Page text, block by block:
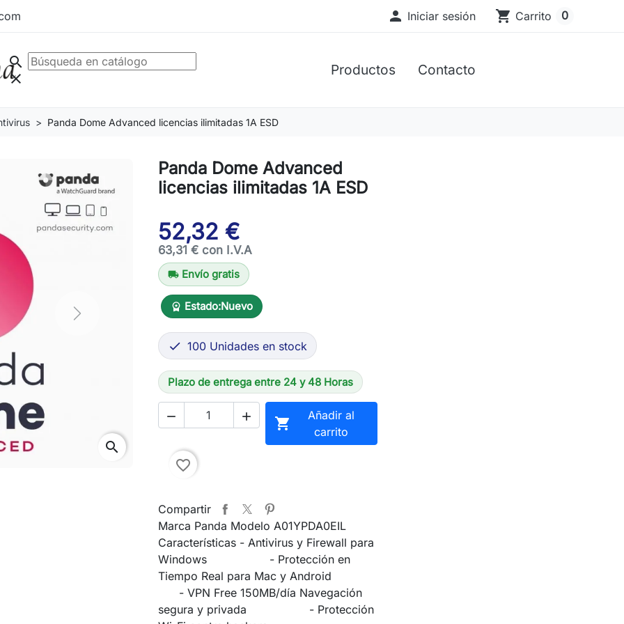
 Iniciar sesión shopping_cart Carrito 0
Productos Contacto
search
clear
Panda Dome Advanced licencias ilimitadas 1A ESD
Next
Panda Dome Advanced
licencias ilimitadas 1A ESD
52,32 €
63,31 € con I.V.A
local_shipping Envío gratis
workspace_premium Estado:Nuevo
 100 Unidades en stock
Plazo de entrega entre 24 y 48 Horas
  
Añadir al
carrito
favorite_border
Compartir
Marca Panda Modelo A01YPDA0EIL
Características - Antivirus y Firewall para
Windows - Protección en
Tiempo Real para Mac y Android
- VPN Free 150MB/día Navegación
segura y privada - Protección